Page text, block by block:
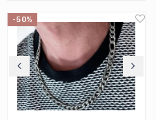
verzending. 90 dagen retour. Ook
achteraf betalen.
-50%